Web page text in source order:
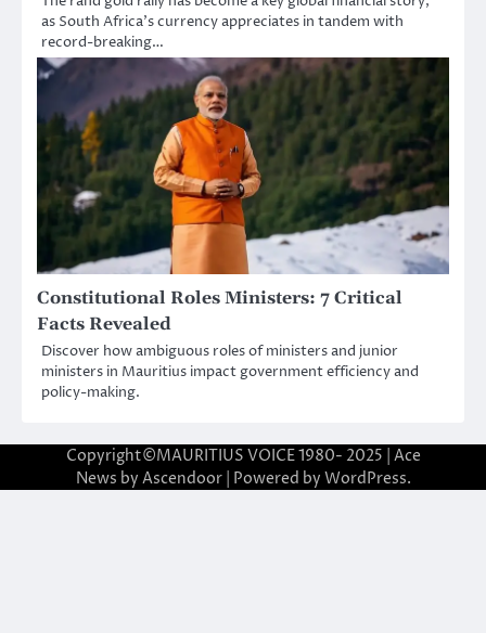
as South Africa’s currency appreciates in tandem with
record-breaking…
Constitutional Roles Ministers: 7 Critical
Facts Revealed
Discover how ambiguous roles of ministers and junior
ministers in Mauritius impact government efficiency and
policy-making.
Copyright©MAURITIUS VOICE 1980- 2025 | Ace
News by Ascendoor| Powered by WordPress.